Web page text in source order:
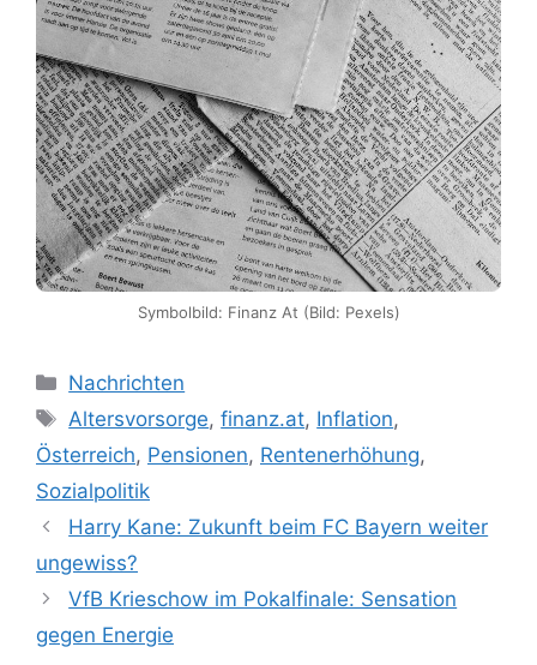
Symbolbild: Finanz At (Bild: Pexels)
Kategorien
Nachrichten
Schlagwörter
Altersvorsorge,finanz.at, Inflation,
Österreich, Pensionen, Rentenerhöhung,
Sozialpolitik
Harry Kane: Zukunft beim FC Bayern weiter
ungewiss?
VfB Krieschow im Pokalfinale: Sensation
gegen Energie